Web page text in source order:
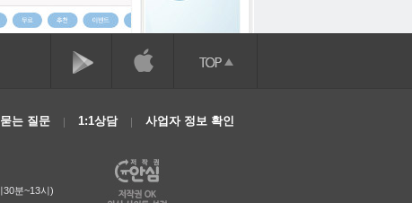
는 질문 1:1상담 사업자 정보 확인
30분~13시)